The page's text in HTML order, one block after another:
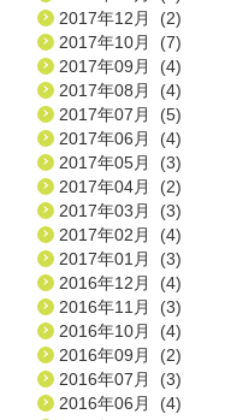
2017年12月 (2)
2017年10月 (7)
2017年09月 (4)
2017年08月 (4)
2017年07月 (5)
2017年06月 (4)
2017年05月 (3)
2017年04月 (2)
2017年03月 (3)
2017年02月 (4)
2017年01月 (3)
2016年12月 (4)
2016年11月 (3)
2016年10月 (4)
2016年09月 (2)
2016年07月 (3)
2016年06月 (4)